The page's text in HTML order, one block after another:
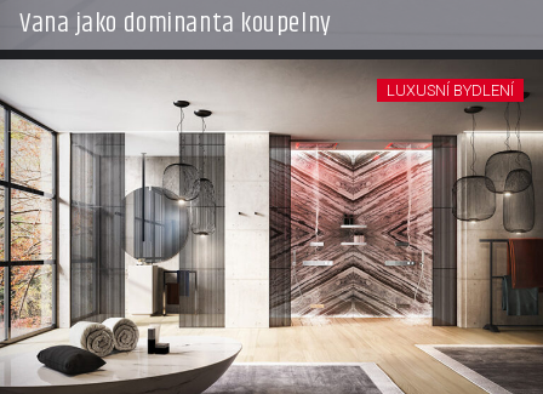
Vana jako dominanta koupelny
LUXUSNÍ BYDLENÍ